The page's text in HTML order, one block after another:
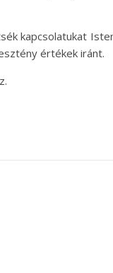
kapcsolatukat
értékek iránt.